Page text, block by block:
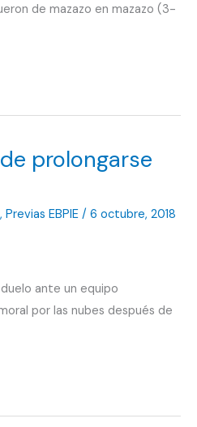
de mazazo en mazazo (3-
prolongarse
, Previas EBPIE / 6 octubre, 2018
ante un equipo
por las nubes después de